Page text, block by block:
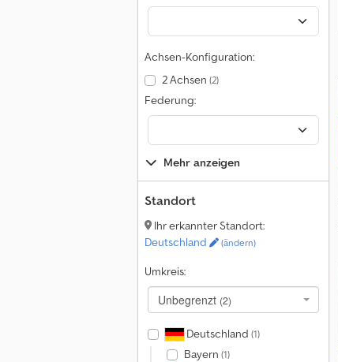
Achsen-Konfiguration:
2 Achsen (2)
Federung:
Mehr anzeigen
Standort
Ihr erkannter Standort:
Deutschland
(ändern)
Umkreis:
Unbegrenzt (2)
Deutschland (1)
Bayern (1)